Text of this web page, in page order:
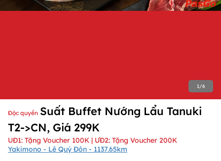
1/6
Độc quyền Suất Buffet Nướng Lẩu Tanuki
T2->CN, Giá 299K
UĐ1: Tặng Voucher 100K | ƯĐ2: Tặng Voucher 200K
Yakimono - Lê Quý Đôn - 1137.65km